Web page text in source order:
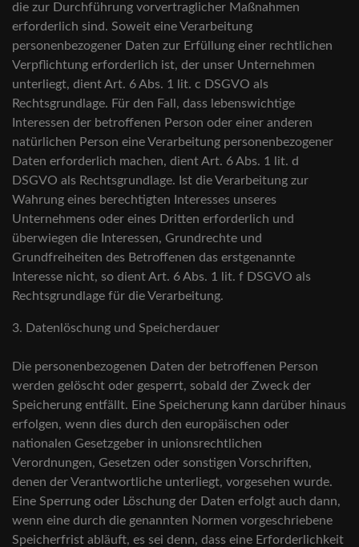
die zur Durchführung vorvertraglicher Maßnahmen
erforderlich sind. Soweit eine Verarbeitung
personenbezogener Daten zur Erfüllung einer rechtlichen
Verpflichtung erforderlich ist, der unser Unternehmen
unterliegt, dient Art. 6 Abs. 1 lit. c DSGVO als
Rechtsgrundlage. Für den Fall, dass lebenswichtige
Interessen der betroffenen Person oder einer anderen
natürlichen Person eine Verarbeitung personenbezogener
Daten erforderlich machen, dient Art. 6 Abs. 1 lit. d
DSGVO als Rechtsgrundlage. Ist die Verarbeitung zur
Wahrung eines berechtigten Interesses unseres
Unternehmens oder eines Dritten erforderlich und
überwiegen die Interessen, Grundrechte und
Grundfreiheiten des Betroffenen das erstgenannte
Interesse nicht, so dient Art. 6 Abs. 1 lit. f DSGVO als
Rechtsgrundlage für die Verarbeitung.
3. Datenlöschung und Speicherdauer
Die personenbezogenen Daten der betroffenen Person
werden gelöscht oder gesperrt, sobald der Zweck der
Speicherung entfällt. Eine Speicherung kann darüber hinaus
erfolgen, wenn dies durch den europäischen oder
nationalen Gesetzgeber in unionsrechtlichen
Verordnungen, Gesetzen oder sonstigen Vorschriften,
denen der Verantwortliche unterliegt, vorgesehen wurde.
Eine Sperrung oder Löschung der Daten erfolgt auch dann,
wenn eine durch die genannten Normen vorgeschriebene
Speicherfrist abläuft, es sei denn, dass eine Erforderlichkeit